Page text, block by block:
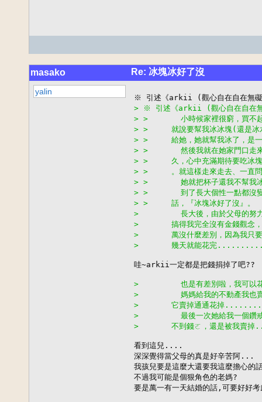
masako Re: 冰塊冰好了沒
yalin
> ※ 引述《arkii (觀心自在自在無
> >       小時候家裡很窮，買不起
> >     就說要幫我冰冰塊(還是冰
> >     給她，她就幫我冰了，是一
> >       然後我就在她家門口走來
> >     久，心中充滿期待要吃冰塊
> >     。就這樣走來走去、一
> >       她就把杯子還我不幫我
> >       到了長大個性一點都沒變
> >     話，『冰塊冰好了沒』。
>         長大後，由於父母的努力
>       搞得我完全沒有金錢觀念
>       萬沒什麼差別，因為我只要
>       幾天就能花完
哇~arkii一定都是把錢捐掉了吧??
>         也是有差別啦，我可
>         媽媽給我的不動產我也賣
>       它賣掉通通花掉
>         最後一次她給我一個鑽戒
>       不到錢ㄛ，還是被我賣掉
看到這兒....
深深覺得當父母的真是好辛苦阿...
我孩兒要是這麼大還要我這麼擔心
不過我可能是個狠角色的老媽?
要是萬一有一天結婚的話,可要好好